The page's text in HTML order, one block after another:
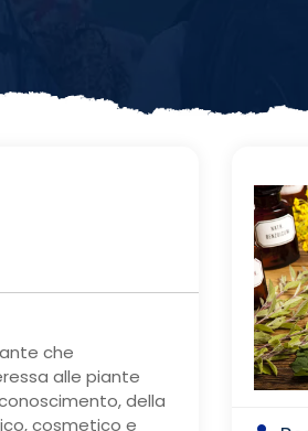
che
alle piante
della
cosmetico e